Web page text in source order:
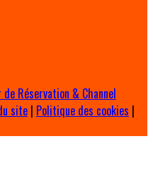
Réservation & Channel
site | Politique des cookies |